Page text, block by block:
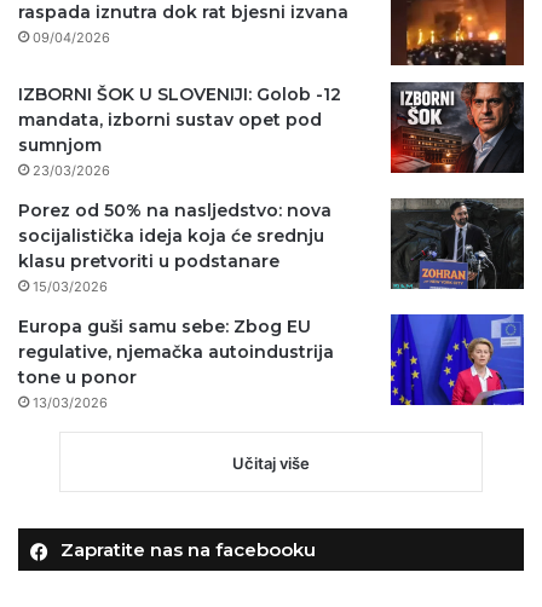
raspada iznutra dok rat bjesni izvana
09/04/2026
IZBORNI ŠOK U SLOVENIJI: Golob -12
mandata, izborni sustav opet pod
sumnjom
23/03/2026
Porez od 50% na nasljedstvo: nova
socijalistička ideja koja će srednju
klasu pretvoriti u podstanare
15/03/2026
Europa guši samu sebe: Zbog EU
regulative, njemačka autoindustrija
tone u ponor
13/03/2026
Učitaj više
Zapratite nas na facebooku